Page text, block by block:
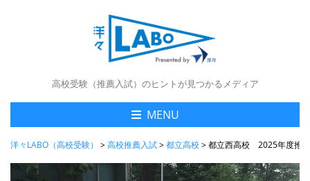
高校受験（推薦入試）のヒントが見つかるメディア
MENU
洋々LABO（高校受験） >高校推薦入試>都立高校>都立西高校 2025年度推